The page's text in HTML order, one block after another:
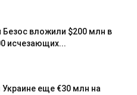
Безос вложили $200 млн в
исчезающих...
еще €30 млн на